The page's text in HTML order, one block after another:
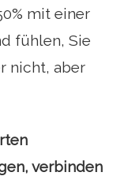
mit einer
fühlen, Sie
nicht, aber
verbinden